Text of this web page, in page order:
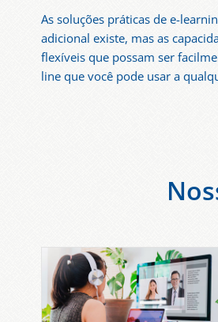
As soluções práticas de e-
adicional existe, mas as
flexíveis que possam ser
line que você pode usar a